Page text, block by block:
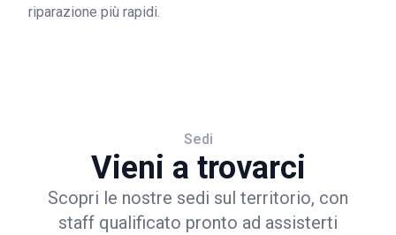
riparazione più rapidi.
Sedi
Vieni a trovarci
Scopri le nostre sedi sul territorio, con
staff qualificato pronto ad assisterti